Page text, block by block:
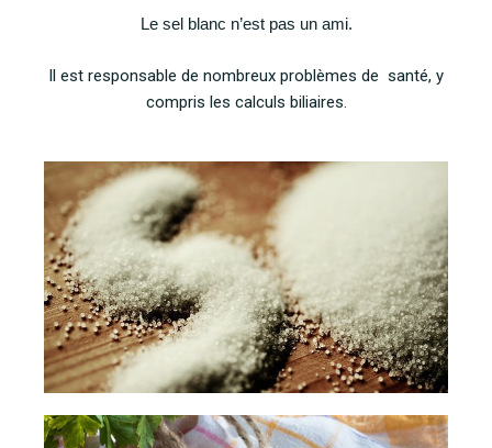
Le sel blanc n’est pas un ami.
Il est responsable de nombreux problèmes de santé, y
compris les calculs biliaires.